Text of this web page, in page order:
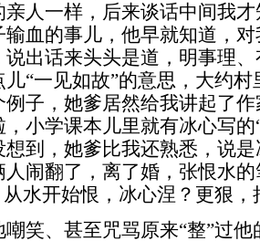
亲人一样，后来谈话中间我
输血的事儿，他早就知道，
说出话来头头是道，明事理
儿“一见如故”的意思，大约
例子，她爹居然给我讲起了
小学课本儿里就有冰心写的
想到，她爹比我还熟悉，说
人闹翻了，离了婚，张恨水
从水开始恨，冰心涅？更狠
笑、甚至咒骂原来“整”过